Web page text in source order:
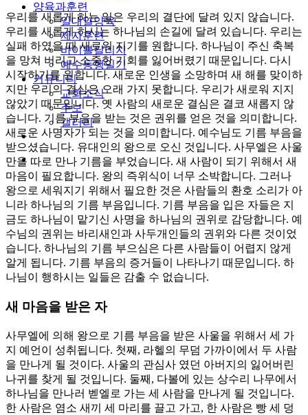
양육과훈련
일대일양육
제자훈련
바이블칼리지
예수동행일기
커뮤니티
교회소식
주보
갤러리
youtube
soundcloud
search
우리를 새롭게 하는 일은 우리의 결단에 달려 있지 않습니다.
우리를 새롭게 하시는 하나님의 손길에 달려 있습니다. 우리는
실패 하였을 때 새로워 지기를 원합니다. 하나님이 주신 축복
을 망쳐 버리고 소중한 기회를 잃어버렸기 때문입니다. 다시
시작하기를 원합니다. 새로운 인생을 소망하며 새 해를 맞이하
지만 우리의 결심은 오래 가지 못합니다. 우리가 새로워 지지
않았기 때문입니다. 옛 사람의 새로운 결심은 결코 새롭지 않
습니다. 기름 부음을 받는 것은 권위를 얻은 것을 의미합니다.
새로운 사명자가 되는 것을 의미합니다. 예수님도 기름 부음을
받으셨습니다. 유대인의 왕으로 오신 것입니다. 사무엘은 사울
만을 따로 만나 기름을 부었습니다. 새 사람이 되기 위해서 새
마음이 필요합니다. 왕의 즉위식이 너무 소박합니다. 그러나
왕으로 세워지기 위해서 필요한 것은 사람들의 환호 소리가 아
니라 하나님의 기름 부음입니다. 기름 부음을 입은 자들은 지
금도 하나님이 맡기신 사명을 하나님의 권위로 감당합니다. 예
수님의 권위는 바리새인과 사두개인들의 권위와 다른 것이었
습니다. 하나님의 기름 부으심은 다른 사람들이 어렵지 않게
알게 됩니다. 기름 부음의 증거들이 나타나기 때문입니다. 하
나님이 행하시는 일들은 감출 수 없습니다.
새 마음을 받은 자
사무엘에 의해 왕으로 기름 부음을 받은 사울을 위해서 세 가
지 예언이 성취됩니다. 첫째, 라헬의 무덤 가까이에서 두 사람
을 만나게 될 것이다. 사울의 관심사 였던 아버지의 잃어버린
나귀를 찾게 될 것입니다. 둘째, 다볼에 있는 상수리 나무에서
하나님을 만나러 벧엘로 가는 세 사람을 만나게 될 것입니다.
한 사람은 염소 새끼 세 마리를 끌고 가고, 한 사람은 빵 세 덩